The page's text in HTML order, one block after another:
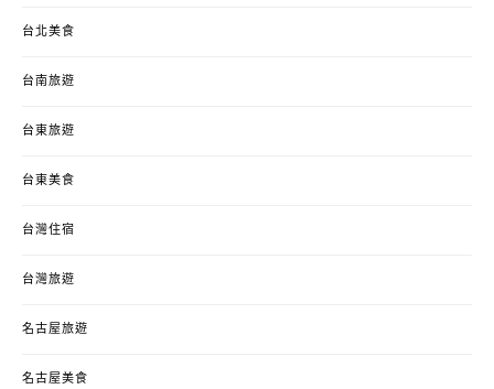
台北美食
台南旅遊
台東旅遊
台東美食
台灣住宿
台灣旅遊
名古屋旅遊
名古屋美食